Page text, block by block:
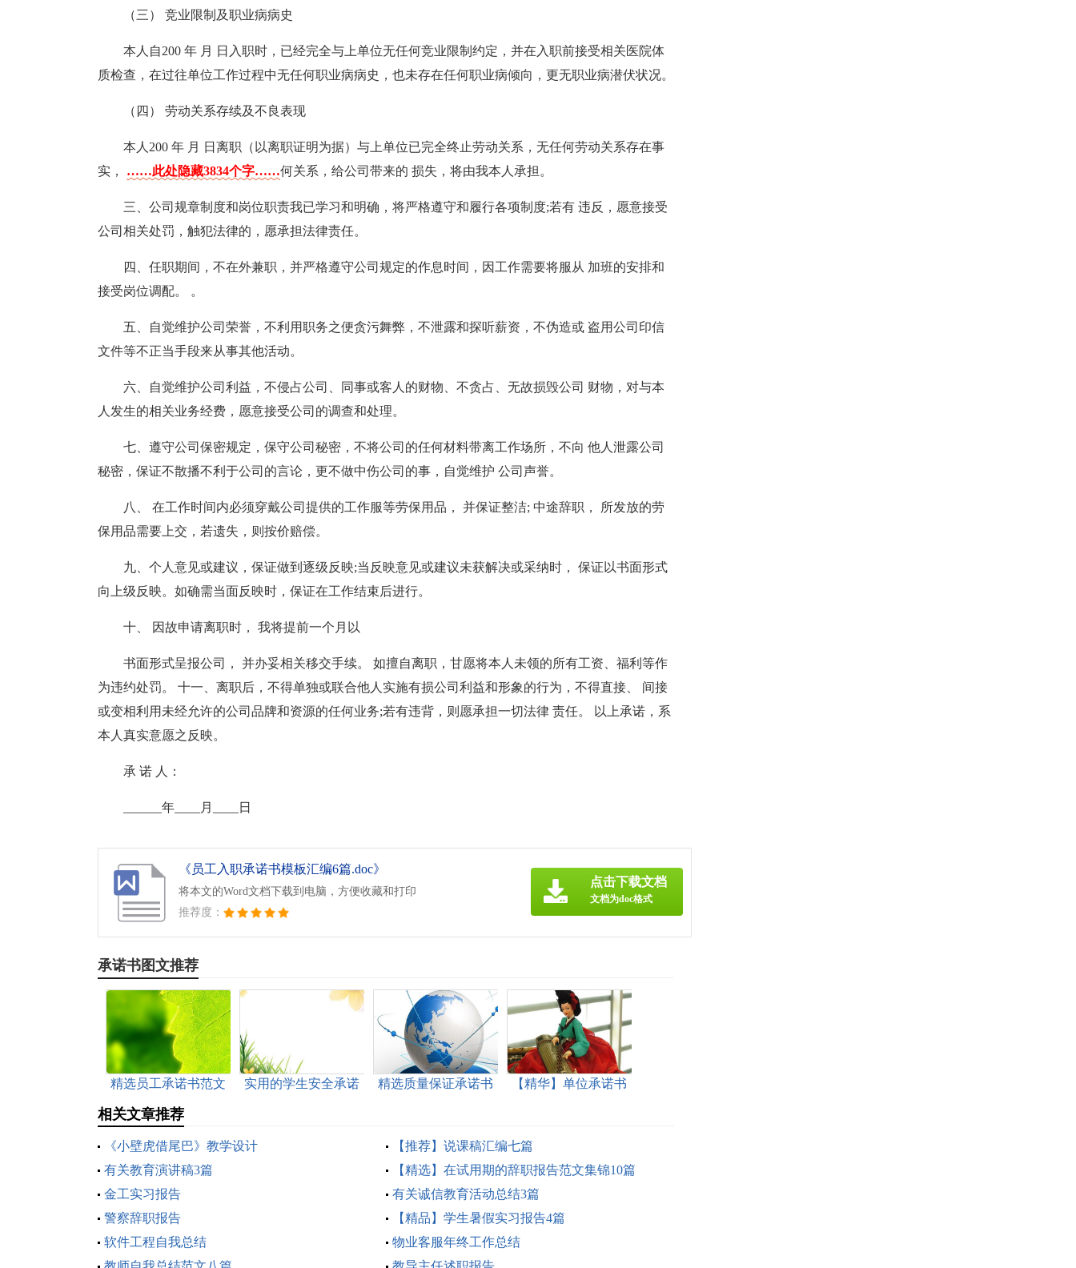
（三） 竞业限制及职业病病史
本人自200 年 月 日入职时，已经完全与上单位无任何竞业限制约定，并在入职前接受相关医院体
质检查，在过往单位工作过程中无任何职业病病史，也未存在任何职业病倾向，更无职业病潜伏状况。
（四） 劳动关系存续及不良表现
本人200 年 月 日离职（以离职证明为据）与上单位已完全终止劳动关系，无任何劳动关系存在事
实， ……此处隐藏3834个字……何关系，给公司带来的 损失，将由我本人承担。
三、公司规章制度和岗位职责我已学习和明确，将严格遵守和履行各项制度;若有 违反，愿意接受
公司相关处罚，触犯法律的，愿承担法律责任。
四、任职期间，不在外兼职，并严格遵守公司规定的作息时间，因工作需要将服从 加班的安排和
接受岗位调配。 。
五、自觉维护公司荣誉，不利用职务之便贪污舞弊，不泄露和探听薪资，不伪造或 盗用公司印信
文件等不正当手段来从事其他活动。
六、自觉维护公司利益，不侵占公司、同事或客人的财物、不贪占、无故损毁公司 财物，对与本
人发生的相关业务经费，愿意接受公司的调查和处理。
七、遵守公司保密规定，保守公司秘密，不将公司的任何材料带离工作场所，不向 他人泄露公司
秘密，保证不散播不利于公司的言论，更不做中伤公司的事，自觉维护 公司声誉。
八、 在工作时间内必须穿戴公司提供的工作服等劳保用品， 并保证整洁; 中途辞职， 所发放的劳
保用品需要上交，若遗失，则按价赔偿。
九、个人意见或建议，保证做到逐级反映;当反映意见或建议未获解决或采纳时， 保证以书面形式
向上级反映。如确需当面反映时，保证在工作结束后进行。
十、 因故申请离职时， 我将提前一个月以
书面形式呈报公司， 并办妥相关移交手续。 如擅自离职，甘愿将本人未领的所有工资、福利等作
为违约处罚。 十一、离职后，不得单独或联合他人实施有损公司利益和形象的行为，不得直接、 间接
或变相利用未经允许的公司品牌和资源的任何业务;若有违背，则愿承担一切法律 责任。 以上承诺，系
本人真实意愿之反映。
承 诺 人：
______年____月____日
《员工入职承诺书模板汇编6篇.doc》
将本文的Word文档下载到电脑，方便收藏和打印
推荐度：
点击下载文档
文档为doc格式
承诺书图文推荐
精选员工承诺书范文
实用的学生安全承诺
精选质量保证承诺书
【精华】单位承诺书
相关文章推荐
《小壁虎借尾巴》教学设计
【推荐】说课稿汇编七篇
有关教育演讲稿3篇
【精选】在试用期的辞职报告范文集锦10篇
金工实习报告
有关诚信教育活动总结3篇
警察辞职报告
【精品】学生暑假实习报告4篇
软件工程自我总结
物业客服年终工作总结